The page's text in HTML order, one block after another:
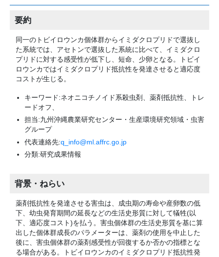
要約
同一のトビイロウンカ個体群からイミダクロプリドで選抜し
た系統では、アセトンで選抜した系統に比べて、イミダクロ
プリドに対する感受性が低下し、短命、少卵となる。トビイ
ロウンカではイミダクロプリド抵抗性を発達させると適応度
コストが生じる。
キーワード:ネオニコチノイド系殺虫剤、薬剤抵抗性、トレ
ードオフ、
担当:九州沖縄農業研究センター・生産環境研究領域・虫害
グループ
代表連絡先:q_info@ml.affrc.go.jp
分類:研究成果情報
背景・ねらい
薬剤抵抗性を発達させる害虫は、成虫期の寿命や産卵数の低
下、幼虫発育期間の延長などの生活史形質に対して犠牲(以
下、適応度コスト)を払う。害虫個体群の生活史形質を基に算
出した個体群成長のパラメーターは、薬剤の使用を中止した
後に、害虫個体群の薬剤感受性が回復するか否かの指標とな
る場合がある。トビイロウンカのイミダクロプリド抵抗性発